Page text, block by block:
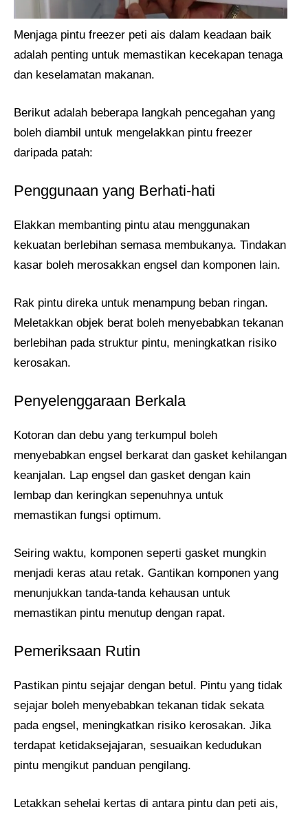
Menjaga pintu freezer peti ais dalam keadaan baik
adalah penting untuk memastikan kecekapan tenaga
dan keselamatan makanan.
Berikut adalah beberapa langkah pencegahan yang
boleh diambil untuk mengelakkan pintu freezer
daripada patah:
Penggunaan yang Berhati-hati
Elakkan membanting pintu atau menggunakan
kekuatan berlebihan semasa membukanya. Tindakan
kasar boleh merosakkan engsel dan komponen lain.
Rak pintu direka untuk menampung beban ringan.
Meletakkan objek berat boleh menyebabkan tekanan
berlebihan pada struktur pintu, meningkatkan risiko
kerosakan.
Penyelenggaraan Berkala
Kotoran dan debu yang terkumpul boleh
menyebabkan engsel berkarat dan gasket kehilangan
keanjalan. Lap engsel dan gasket dengan kain
lembap dan keringkan sepenuhnya untuk
memastikan fungsi optimum.
Seiring waktu, komponen seperti gasket mungkin
menjadi keras atau retak. Gantikan komponen yang
menunjukkan tanda-tanda kehausan untuk
memastikan pintu menutup dengan rapat.
Pemeriksaan Rutin
Pastikan pintu sejajar dengan betul. Pintu yang tidak
sejajar boleh menyebabkan tekanan tidak sekata
pada engsel, meningkatkan risiko kerosakan. Jika
terdapat ketidaksejajaran, sesuaikan kedudukan
pintu mengikut panduan pengilang.
Letakkan sehelai kertas di antara pintu dan peti ais,